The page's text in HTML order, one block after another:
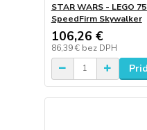
STAR WARS - LEGO
SpeedFirm Skywalker
106,26 €
86,39 € bez DPH